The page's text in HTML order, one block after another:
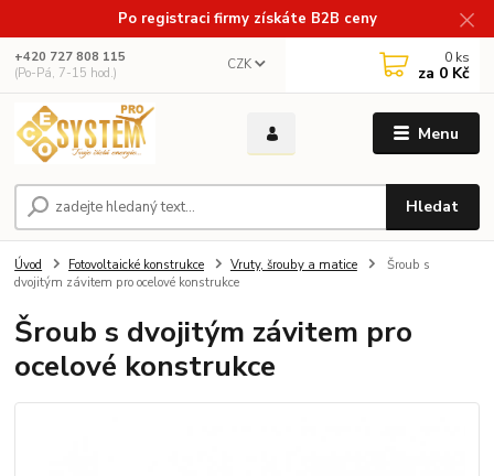
Po registraci firmy získáte B2B ceny
Menu
CZK
Hledat
+420 727 808 115
(Po-Pá, 7-15 hod.)
0 ks
za 0 Kč
Úvod Fotovoltaické konstrukce Vruty, šrouby a matice
Šroub s
dvojitým závitem pro ocelové konstrukce
Šroub s dvojitým závitem pro
ocelové konstrukce